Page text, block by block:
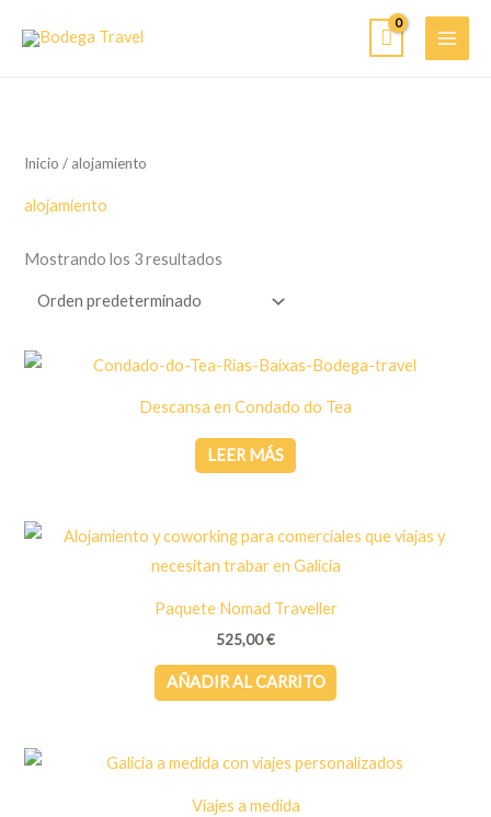
Inicio / alojamiento
alojamiento
Mostrando los 3 resultados
Descansa en Condado do Tea
LEER MÁS
Paquete Nomad Traveller
525,00€
AÑADIR AL CARRITO
Viajes a medida